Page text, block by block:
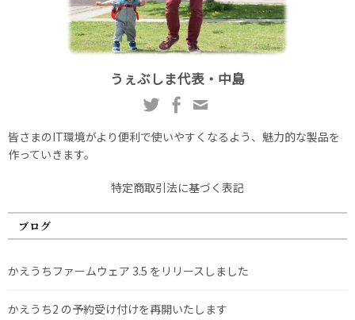
うぇぶしま代表・中島
皆さまのIT環境がより便利で使いやすくなるよう、魅力的な製品を
作っていきます。
特定商取引法に基づく表記
ブログ
かえうちファームウェア 3.5 をリリースしました
かえうち2 の予約受け付けを再開いたします